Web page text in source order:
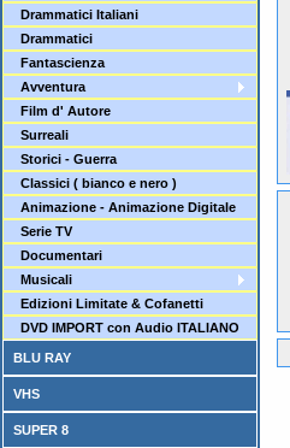
Drammatici Italiani
Drammatici
Fantascienza
Avventura
Film d' Autore
Surreali
Storici - Guerra
Classici ( bianco e nero )
Animazione - Animazione Digitale
Serie TV
Documentari
Musicali
Edizioni Limitate & Cofanetti
DVD IMPORT con Audio ITALIANO
BLU RAY
VHS
SUPER 8